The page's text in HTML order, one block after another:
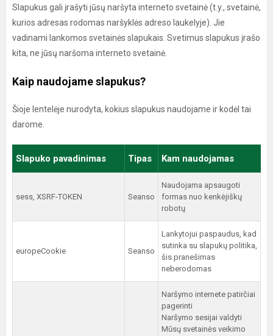
Slapukus gali įrašyti jūsų naršyta interneto svetainė (t.y., svetainė,
kurios adresas rodomas naršyklės adreso laukelyje). Jie
vadinami lankomos svetainės slapukais. Svetimus slapukus įrašo
kita, ne jūsų naršoma interneto svetainė.
Kaip naudojame slapukus?
Šioje lentelėje nurodyta, kokius slapukus naudojame ir kodėl tai
darome.
Slapuko pavadinimas Tipas Kam naudojamas
sess, XSRF-TOKEN Seanso
Naudojama apsaugoti
formas nuo kenkėjiškų
robotų
europeCookie Seanso
Lankytojui paspaudus, kad
sutinka su slapukų politika,
šis pranešimas
neberodomas
Naršymo internete patirčiai
pagerinti
Naršymo sesijai valdyti
Mūsų svetainės veikimo